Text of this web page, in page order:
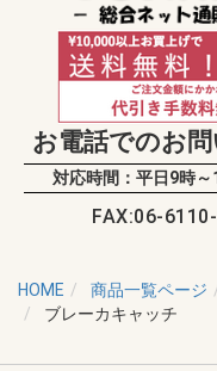
お電話でのお
対応時間：平日9時
FAX:06-
HOME 商品一覧ページ
ブレーカキャッチ